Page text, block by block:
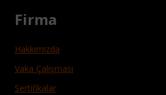
Firma
Hakkimizda
Vaka Çalışması
Sertifikalar